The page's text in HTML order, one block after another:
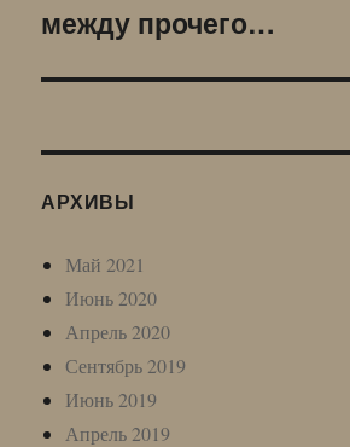
Следующая
между прочего…
АРХИВЫ
Май 2021
Июнь 2020
Апрель 2020
Сентябрь 2019
Июнь 2019
Апрель 2019